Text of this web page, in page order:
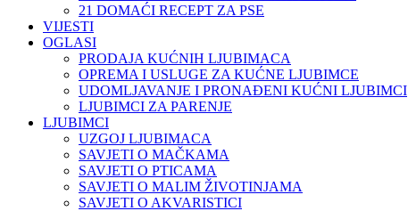
21 DOMAĆI RECEPT ZA PSE
VIJESTI
OGLASI
PRODAJA KUĆNIH LJUBIMACA
OPREMA I USLUGE ZA KUĆNE LJUBIMCE
UDOMLJAVANJE I PRONAĐENI KUĆNI LJUBIMCI
LJUBIMCI ZA PARENJE
LJUBIMCI
UZGOJ LJUBIMACA
SAVJETI O MAČKAMA
SAVJETI O PTICAMA
SAVJETI O MALIM ŽIVOTINJAMA
SAVJETI O AKVARISTICI